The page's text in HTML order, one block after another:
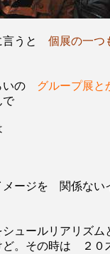
言うと 個展の一つ
いの グループ展と
で
ージを 関係ない
ュールリアリズム
。その時は ２